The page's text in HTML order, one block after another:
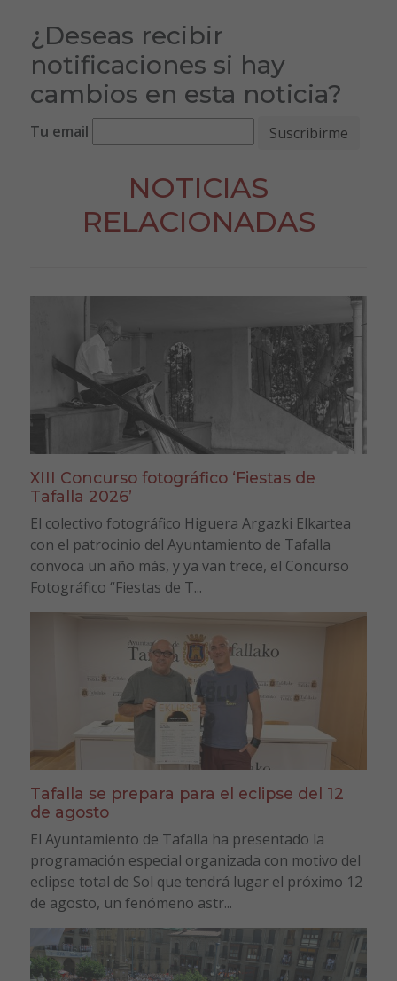
¿Deseas recibir
notificaciones si hay
cambios en esta noticia?
Tu email
NOTICIAS
RELACIONADAS
XIII Concurso fotográfico ‘Fiestas de
Tafalla 2026’
El colectivo fotográfico Higuera Argazki Elkartea
con el patrocinio del Ayuntamiento de Tafalla
convoca un año más, y ya van trece, el Concurso
Fotográfico “Fiestas de T...
Tafalla se prepara para el eclipse del 12
de agosto
El Ayuntamiento de Tafalla ha presentado la
programación especial organizada con motivo del
eclipse total de Sol que tendrá lugar el próximo 12
de agosto, un fenómeno astr...